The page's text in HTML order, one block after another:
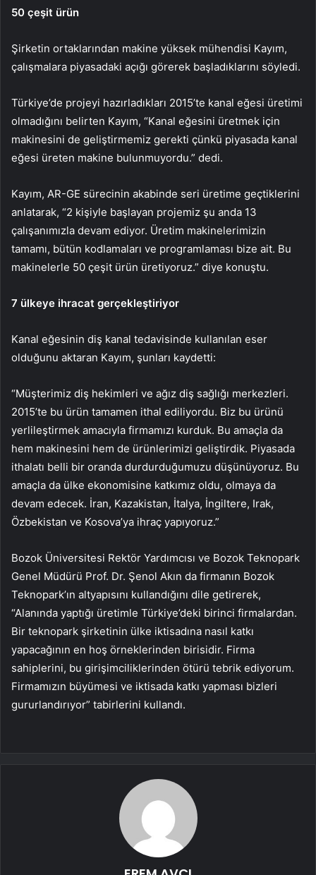
50 çeşit ürün
Şirketin ortaklarından makine yüksek mühendisi Kayım,
çalışmalara piyasadaki açığı görerek başladıklarını söyledi.
Türkiye’de projeyi hazırladıkları 2015’te kanal eğesi üretimi
olmadığını belirten Kayım, “Kanal eğesini üretmek için
makinesini de geliştirmemiz gerekti çünkü piyasada kanal
eğesi üreten makine bulunmuyordu.” dedi.
Kayım, AR-GE sürecinin akabinde seri üretime geçtiklerini
anlatarak, “2 kişiyle başlayan projemiz şu anda 13
çalışanımızla devam ediyor. Üretim makinelerimizin
tamamı, bütün kodlamaları ve programlaması bize ait. Bu
makinelerle 50 çeşit ürün üretiyoruz.” diye konuştu.
7 ülkeye ihracat gerçekleştiriyor
Kanal eğesinin diş kanal tedavisinde kullanılan eser
olduğunu aktaran Kayım, şunları kaydetti:
“Müşterimiz diş hekimleri ve ağız diş sağlığı merkezleri.
2015’te bu ürün tamamen ithal ediliyordu. Biz bu ürünü
yerlileştirmek amacıyla firmamızı kurduk. Bu amaçla da
hem makinesini hem de ürünlerimizi geliştirdik. Piyasada
ithalatı belli bir oranda durdurduğumuzu düşünüyoruz. Bu
amaçla da ülke ekonomisine katkımız oldu, olmaya da
devam edecek. İran, Kazakistan, İtalya, İngiltere, Irak,
Özbekistan ve Kosova’ya ihraç yapıyoruz.”
Bozok Üniversitesi Rektör Yardımcısı ve Bozok Teknopark
Genel Müdürü Prof. Dr. Şenol Akın da firmanın Bozok
Teknopark’ın altyapısını kullandığını dile getirerek,
“Alanında yaptığı üretimle Türkiye’deki birinci firmalardan.
Bir teknopark şirketinin ülke iktisadına nasıl katkı
yapacağının en hoş örneklerinden birisidir. Firma
sahiplerini, bu girişimciliklerinden ötürü tebrik ediyorum.
Firmamızın büyümesi ve iktisada katkı yapması bizleri
gururlandırıyor” tabirlerini kullandı.